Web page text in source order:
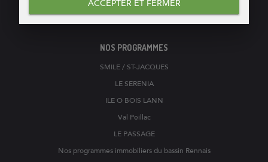
Ecrivez-nous
NOS PROGRAMMES
SMILE / ST-JACQUES
LE SERENIA
ILE O BOIS LANN
Val Peillac
LE PASSAGE
Nos programmes immobiliers du bassin Rennais
ACCEPTER ET FERMER